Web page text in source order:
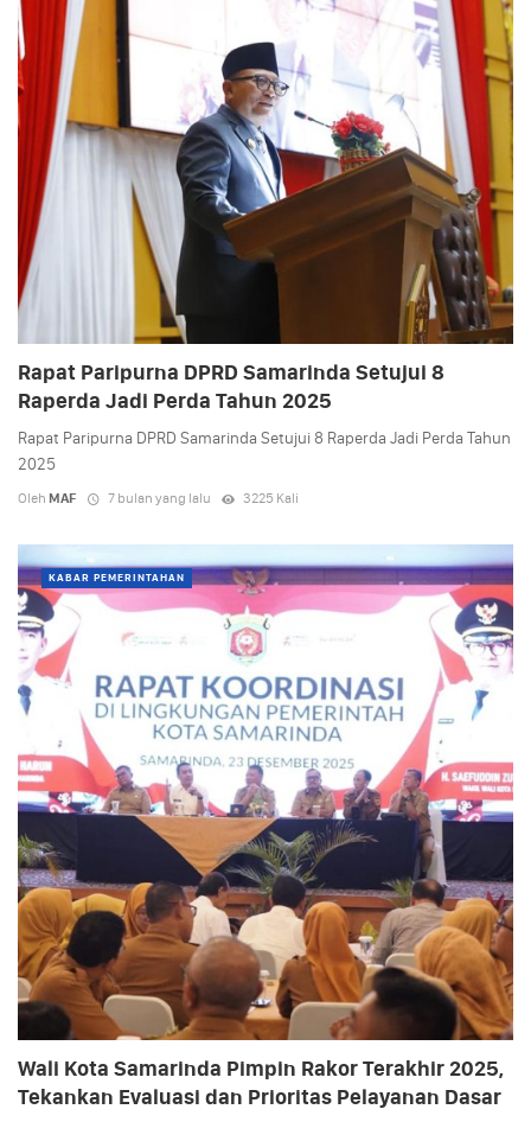
Rapat Paripurna DPRD Samarinda Setujui 8
Raperda Jadi Perda Tahun 2025
Rapat Paripurna DPRD Samarinda Setujui 8 Raperda Jadi Perda Tahun
2025
Oleh MAF 7 bulan yang lalu 3225 Kali
KABAR PEMERINTAHAN
Wali Kota Samarinda Pimpin Rakor Terakhir 2025,
Tekankan Evaluasi dan Prioritas Pelayanan Dasar